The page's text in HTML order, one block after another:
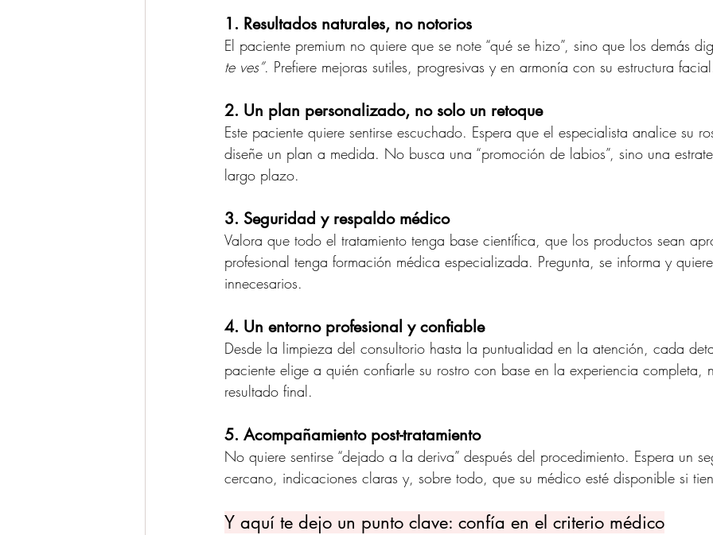
1. Resultados naturales, no notorios
El paciente premium no quiere que se note “qué se hizo”, sino que los demás
te ves”. Prefiere mejoras sutiles, progresivas y en armonía con su estructura
2. Un plan personalizado, no solo un retoque
Este paciente quiere sentirse escuchado. Espera que el especialista analice su
diseñe un plan a medida. No busca una “promoción de labios”, sino una
largo plazo.
3. Seguridad y respaldo médico
Valora que todo el tratamiento tenga base científica, que los productos sean
profesional tenga formación médica especializada. Pregunta, se informa y
innecesarios.
4. Un entorno profesional y confiable
Desde la limpieza del consultorio hasta la puntualidad en la atención, cada
paciente elige a quién confiarle su rostro con base en la experiencia completa,
resultado final.
5. Acompañamiento post-tratamiento
No quiere sentirse “dejado a la deriva” después del procedimiento. Espera un
cercano, indicaciones claras y, sobre todo, que su médico esté disponible si
Y aquí te dejo un punto clave: confía en el criterio médico